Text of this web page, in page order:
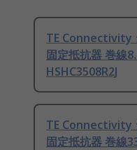
TE Connectivity
固定抵抗器 巻線
HSHC3508R2J
TE Connectivity
固定抵抗器 巻線